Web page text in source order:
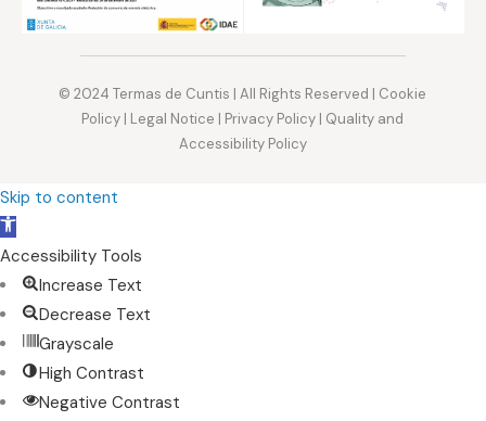
© 2024Termas de Cuntis | All Rights Reserved | Cookie
Policy | Legal Notice | Privacy Policy | Quality and
Accessibility Policy
Skip to content
Open
toolbar
Accessibility Tools
Increase Text
Decrease Text
Grayscale
High Contrast
Negative Contrast